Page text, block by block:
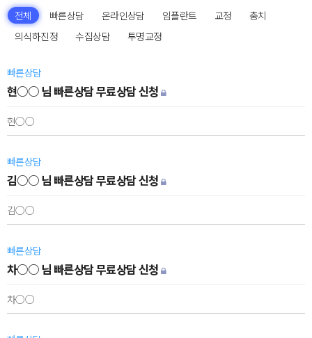
전체 빠른상담 온라인상담 임플란트 교정
충치
의식하진정
수집상담 투명교정
빠른상담
현○○ 님 빠른상담 무료상담 신청
현○○
빠른상담
김○○ 님 빠른상담 무료상담 신청
김○○
빠른상담
차○○ 님 빠른상담 무료상담 신청
차○○